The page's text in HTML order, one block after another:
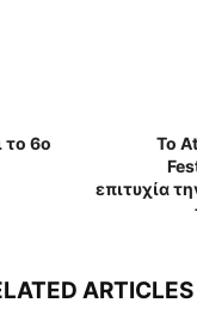
το 6ο
Το
επιτυχία
ARTICLES